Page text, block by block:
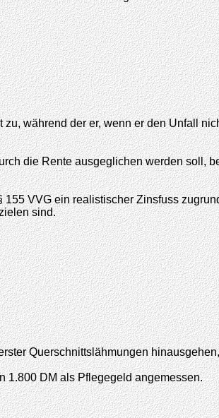
während der er, wenn er den Unfall
die Rente ausgeglichen werden soll,
VVG ein realistischer Zinsfuss
sind.
Querschnittslähmungen
1.800 DM als Pflegegeld angemessen.